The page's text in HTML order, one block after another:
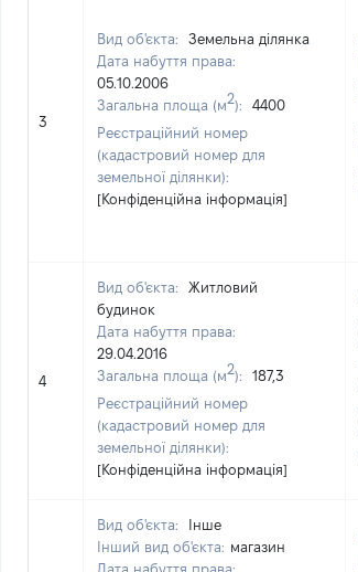
3
Вид об'єкта:
Земельна ділянка
Дата набуття права:
05.10.2006
Загальна площа (м2):
4400
Реєстраційний номер
(кадастровий номер для
земельної ділянки):
[Конфіденційна інформація]
4
Вид об'єкта:
Житловий
будинок
Дата набуття права:
29.04.2016
Загальна площа (м2):
187,3
Реєстраційний номер
(кадастровий номер для
земельної ділянки):
[Конфіденційна інформація]
Вид об'єкта:
Інше
Інший вид об'єкта: магазин
Дата набуття права: